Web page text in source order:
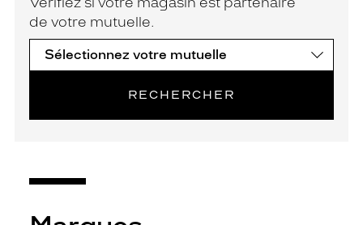
de votre mutuelle.
RECHERCHER